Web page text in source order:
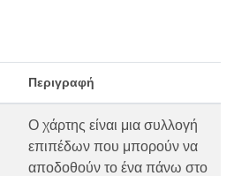
Περιγραφή
Ο χάρτης είναι μια συλλογή
επιπέδων που μπορούν να
αποδοθούν το ένα πάνω στο